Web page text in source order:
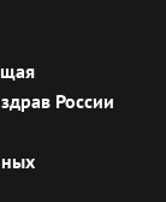
России